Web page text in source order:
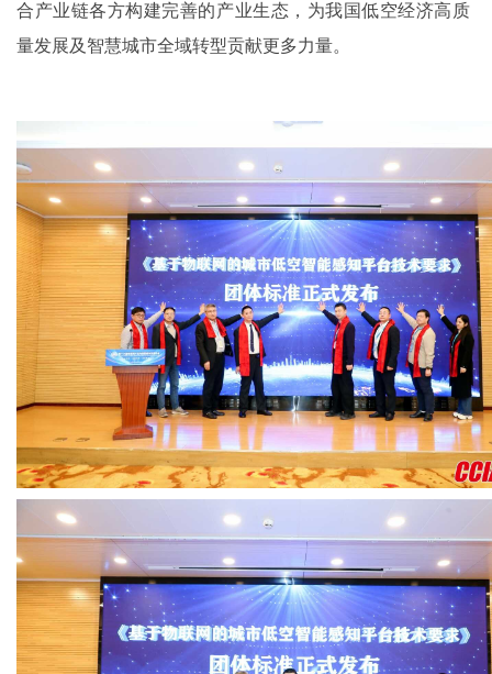
合产业链各方构建完善的产业生态，为我国低空经济高质
量发展及智慧城市全域转型贡献更多力量。